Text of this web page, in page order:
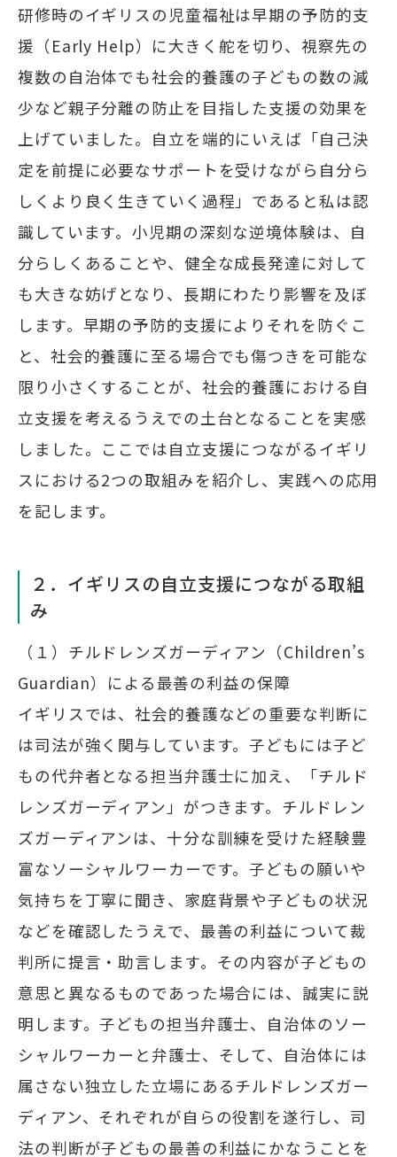
研修時のイギリスの児童福祉は早期の予防的支
援（Early Help）に大きく舵を切り、視察先の
複数の自治体でも社会的養護の子どもの数の減
少など親子分離の防止を目指した支援の効果を
上げていました。自立を端的にいえば「自己決
定を前提に必要なサポートを受けながら自分ら
しくより良く生きていく過程」であると私は認
識しています。小児期の深刻な逆境体験は、自
分らしくあることや、健全な成長発達に対して
も大きな妨げとなり、長期にわたり影響を及ぼ
します。早期の予防的支援によりそれを防ぐこ
と、社会的養護に至る場合でも傷つきを可能な
限り小さくすることが、社会的養護における自
立支援を考えるうえでの土台となることを実感
しました。ここでは自立支援につながるイギリ
スにおける2つの取組みを紹介し、実践への応用
を記します。
２．イギリスの自立支援につながる取組
み
（１）チルドレンズガーディアン（Children’s
Guardian）による最善の利益の保障
イギリスでは、社会的養護などの重要な判断に
は司法が強く関与しています。子どもには子ど
もの代弁者となる担当弁護士に加え、「チルド
レンズガーディアン」がつきます。チルドレン
ズガーディアンは、十分な訓練を受けた経験豊
富なソーシャルワーカーです。子どもの願いや
気持ちを丁寧に聞き、家庭背景や子どもの状況
などを確認したうえで、最善の利益について裁
判所に提言・助言します。その内容が子どもの
意思と異なるものであった場合には、誠実に説
明します。子どもの担当弁護士、自治体のソー
シャルワーカーと弁護士、そして、自治体には
属さない独立した立場にあるチルドレンズガー
ディアン、それぞれが自らの役割を遂行し、司
法の判断が子どもの最善の利益にかなうことを